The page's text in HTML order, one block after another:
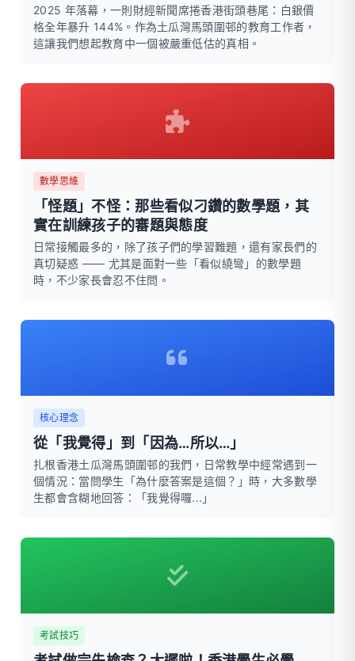
2025 年落幕，一則財經新聞席捲香港街頭巷尾：白銀價
格全年暴升 144%。作為土瓜灣馬頭圍邨的教育工作者，
這讓我們想起教育中一個被嚴重低估的真相。
數學思維
「怪題」不怪：那些看似刁鑽的數學題，其
實在訓練孩子的審題與態度
日常接觸最多的，除了孩子們的學習難題，還有家長們的
真切疑惑 —— 尤其是面對一些「看似繞彎」的數學題
時，不少家長會忍不住問。
核心理念
從「我覺得」到「因為…所以…」
扎根香港土瓜灣馬頭圍邨的我們，日常教學中經常遇到一
個情況：當問學生「為什麼答案是這個？」時，大多數學
生都會含糊地回答：「我覺得囉...」
考試技巧